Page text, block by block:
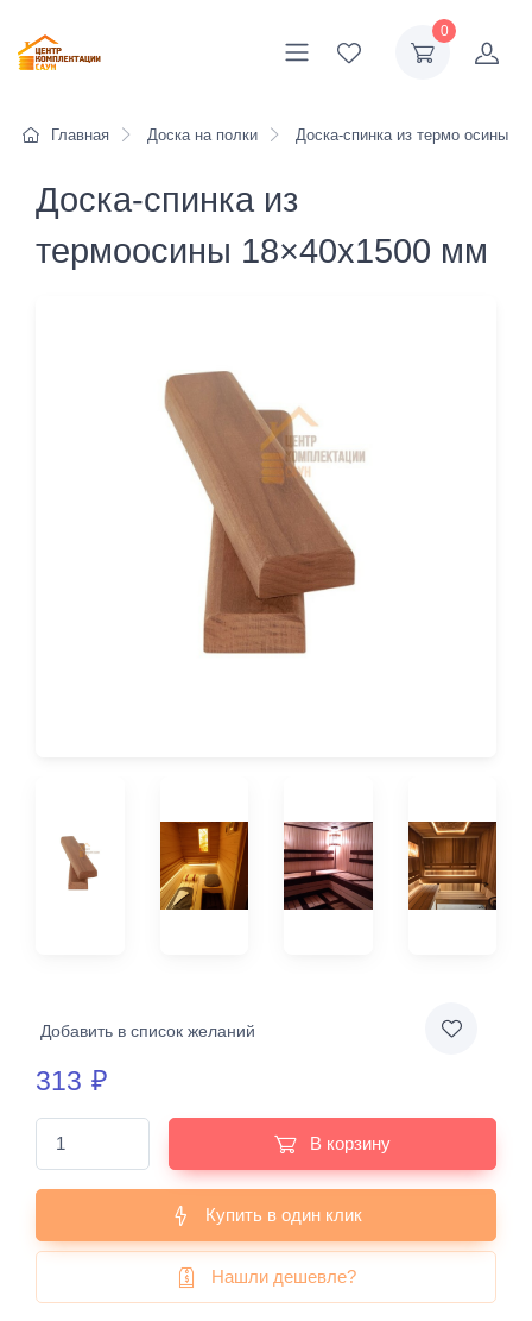
0
Главная Доска на полки Доска-спинка из термо осины
Доска-спинка из
термоосины 18×40x1500 мм
Добавить в список желаний
313 ₽
В корзину
Купить в один клик
Нашли дешевле?